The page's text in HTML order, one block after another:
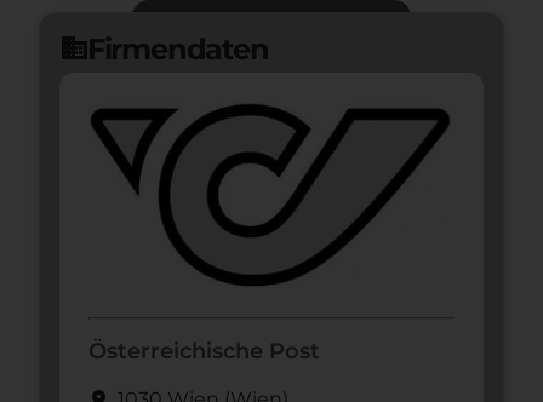
domainFirmendaten
Österreichische Post